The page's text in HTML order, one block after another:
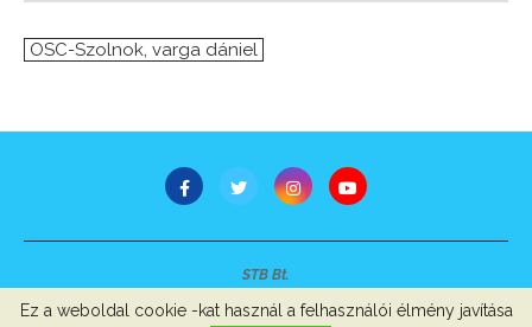
OSC-Szolnok, varga dániel
STB Bt.
Ez a weboldal cookie -kat használ a felhasználói élmény javítása